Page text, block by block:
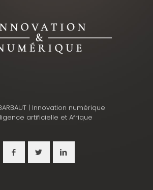
| Innovation numérique
artificielle et Afrique